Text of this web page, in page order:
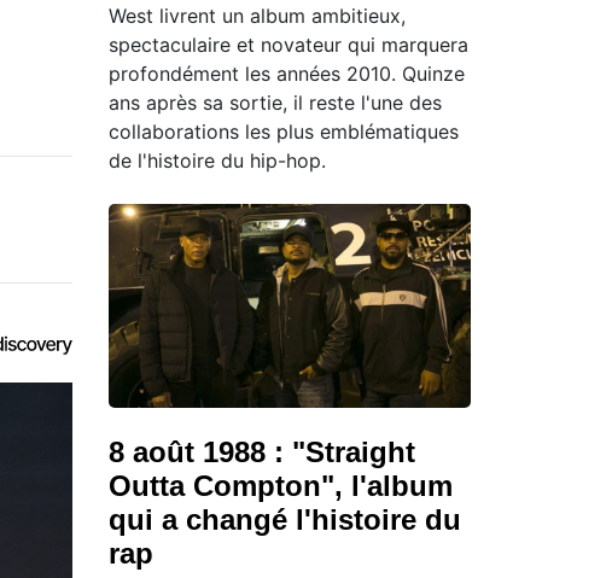
West livrent un album ambitieux,
spectaculaire et novateur qui marquera
profondément les années 2010. Quinze
ans après sa sortie, il reste l'une des
collaborations les plus emblématiques
de l'histoire du hip-hop.
8 août 1988 : "Straight
Outta Compton", l'album
qui a changé l'histoire du
rap